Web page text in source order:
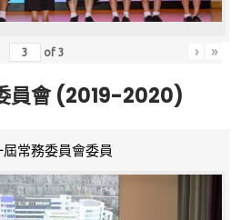
of3 › »
員會 (2019-2020)
屆常務委員會委員